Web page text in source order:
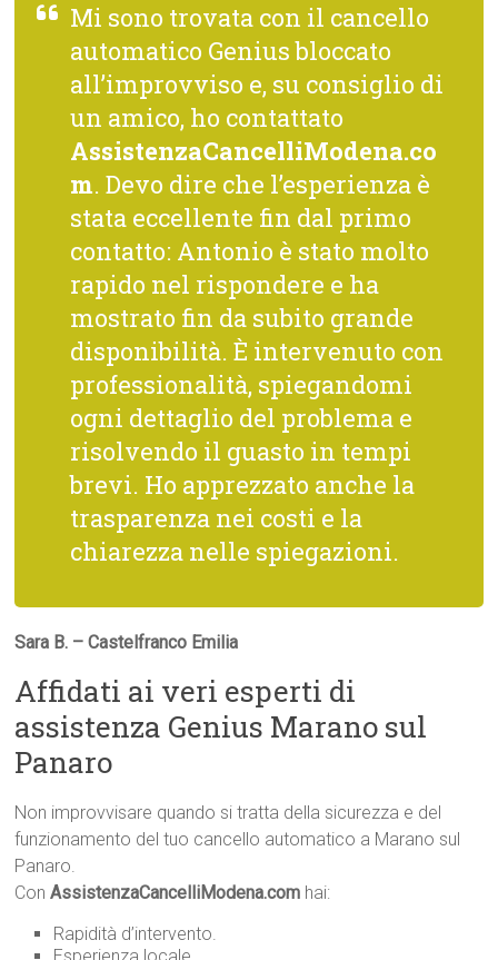
Mi sono trovata con il cancello
automatico Genius bloccato
all’improvviso e, su consiglio di
un amico, ho contattato
AssistenzaCancelliModena.co
m. Devo dire che l’esperienza è
stata eccellente fin dal primo
contatto: Antonio è stato molto
rapido nel rispondere e ha
mostrato fin da subito grande
disponibilità. È intervenuto con
professionalità, spiegandomi
ogni dettaglio del problema e
risolvendo il guasto in tempi
brevi. Ho apprezzato anche la
trasparenza nei costi e la
chiarezza nelle spiegazioni.
Sara B. – Castelfranco Emilia
Affidati ai veri esperti di
assistenza Genius Marano sul
Panaro
Non improvvisare quando si tratta della sicurezza e del
funzionamento del tuo cancello automatico a Marano sul
Panaro.
ConAssistenzaCancelliModena.com hai:
Rapidità d’intervento.